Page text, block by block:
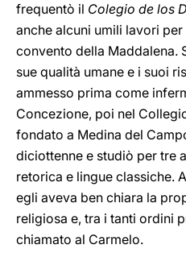
frequentò il Colegio de los
anche alcuni umili lavori
convento della Maddalena.
sue qualità umane e i suoi
ammesso prima co­me
Concezione, poi nel
fondato a Medina del
diciottenne e studiò per tre
retorica e lingue classiche.
egli aveva ben chiara la
religiosa e, tra i tanti ordini
chiamato al Carmelo.